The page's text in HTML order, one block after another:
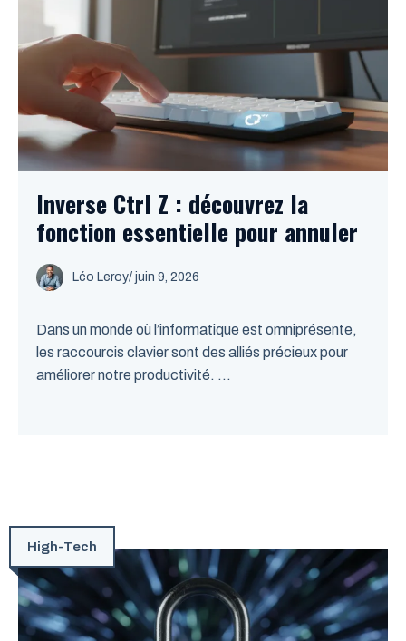
Inverse Ctrl Z : découvrez la
fonction essentielle pour annuler
Léo Leroy/ juin 9, 2026
Dans un monde où l’informatique est omniprésente,
les raccourcis clavier sont des alliés précieux pour
améliorer notre productivité. ...
High-Tech